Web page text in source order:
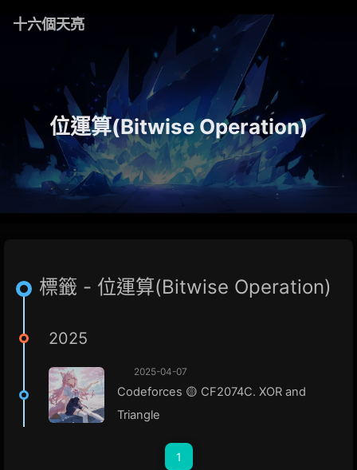
十六個天亮
位運算(Bitwise Operation)
標籤 - 位運算(Bitwise Operation)
2025
2025-04-07
Codeforces 🟡 CF2074C. XOR and
Triangle
1